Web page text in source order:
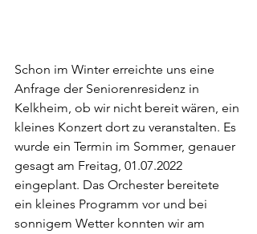
Schon im Winter erreichte uns eine
Anfrage der Seniorenresidenz in
Kelkheim, ob wir nicht bereit wären, ein
kleines Konzert dort zu veranstalten. Es
wurde ein Termin im Sommer, genauer
gesagt am Freitag, 01.07.2022
eingeplant. Das Orchester bereitete
ein kleines Programm vor und bei
sonnigem Wetter konnten wir am